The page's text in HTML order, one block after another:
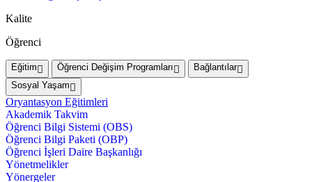
Kalite
Öğrenci
Eğitim Öğrenci Değişim Programları
Bağlantılar
Sosyal Yaşam
Oryantasyon Eğitimleri
Akademik Takvim
Öğrenci Bilgi Sistemi (OBS)
Öğrenci Bilgi Paketi (OBP)
Öğrenci İşleri Daire Başkanlığı
Yönetmelikler
Yönergeler